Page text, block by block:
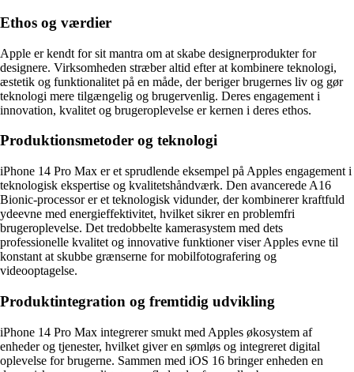
Ethos og værdier
Apple er kendt for sit mantra om at skabe designerprodukter for
designere. Virksomheden stræber altid efter at kombinere teknologi,
æstetik og funktionalitet på en måde, der beriger brugernes liv og gør
teknologi mere tilgængelig og brugervenlig. Deres engagement i
innovation, kvalitet og brugeroplevelse er kernen i deres ethos.
Produktionsmetoder og teknologi
iPhone 14 Pro Max er et sprudlende eksempel på Apples engagement i
teknologisk ekspertise og kvalitetshåndværk. Den avancerede A16
Bionic-processor er et teknologisk vidunder, der kombinerer kraftfuld
ydeevne med energieffektivitet, hvilket sikrer en problemfri
brugeroplevelse. Det tredobbelte kamerasystem med dets
professionelle kvalitet og innovative funktioner viser Apples evne til
konstant at skubbe grænserne for mobilfotografering og
videooptagelse.
Produktintegration og fremtidig udvikling
iPhone 14 Pro Max integrerer smukt med Apples økosystem af
enheder og tjenester, hvilket giver en sømløs og integreret digital
oplevelse for brugerne. Sammen med iOS 16 bringer enheden en